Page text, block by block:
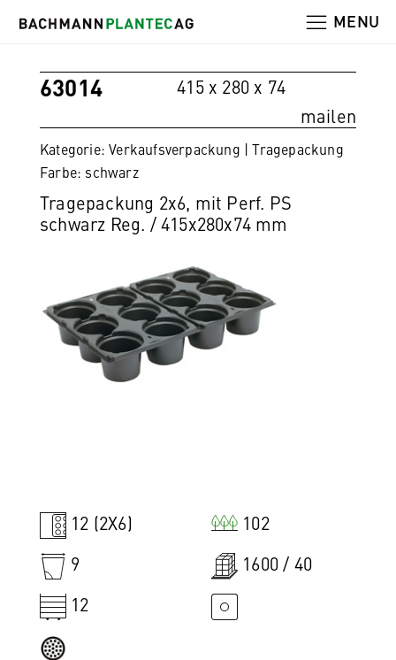
MENU
63014
415 x 280 x 74
mailen
Kategorie: Verkaufsverpackung | Tragepackung
Farbe: schwarz
Tragepackung 2x6, mit Perf. PS
schwarz Reg. / 415x280x74 mm
12 (2X6)
102
9
1600 / 40
12